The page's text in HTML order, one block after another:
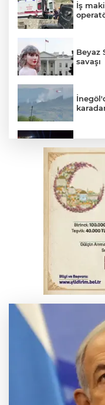
İş
Beyaz
savaşı
için bir